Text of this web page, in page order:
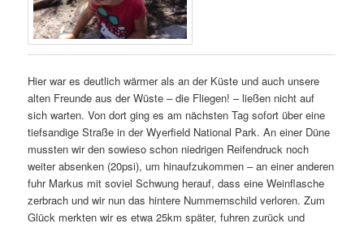
Hier war es deutlich wärmer als an der Küste und auch unsere
alten Freunde aus der Wüste – die Fliegen! – ließen nicht auf
sich warten. Von dort ging es am nächsten Tag sofort über eine
tiefsandige Straße in der Wyerfield National Park. An einer Düne
mussten wir den sowieso schon niedrigen Reifendruck noch
weiter absenken (20psi), um hinaufzukommen – an einer anderen
fuhr Markus mit soviel Schwung herauf, dass eine Weinflasche
zerbrach und wir nun das hintere Nummernschild verloren. Zum
Glück merkten wir es etwa 25km später, fuhren zurück und